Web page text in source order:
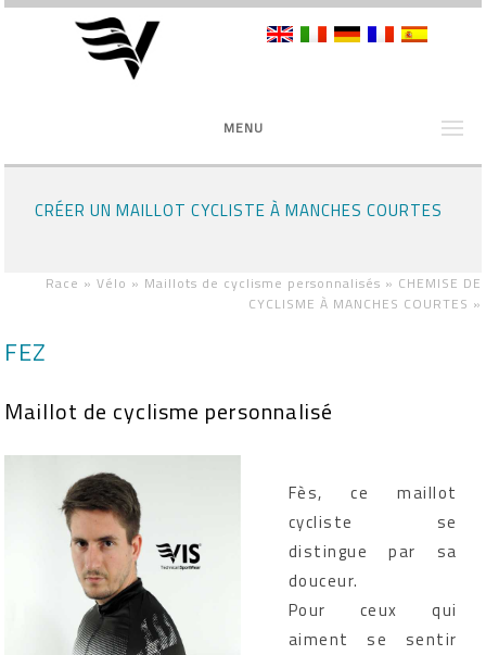
MENU
CRÉER UN MAILLOT CYCLISTE À MANCHES COURTES
Race » Vélo » Maillots de cyclisme personnalisés » CHEMISE DE
CYCLISME À MANCHES COURTES »
FEZ
Maillot de cyclisme personnalisé
Fès, ce maillot
cycliste se
distingue par sa
douceur.
Pour ceux qui
aiment se sentir